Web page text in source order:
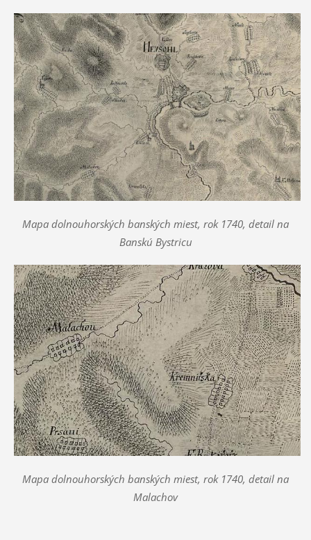
Mapa dolnouhorských banských miest, rok 1740, detail na
Banskú Bystricu
Mapa dolnouhorských banských miest, rok 1740, detail na
Malachov